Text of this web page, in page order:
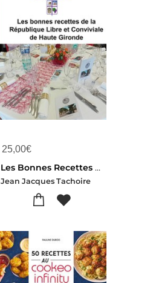
25,00€
Les Bonnes Recettes De La Republique Libre Et Conviviale De Haute Gironde
Jean Jacques Tachoire